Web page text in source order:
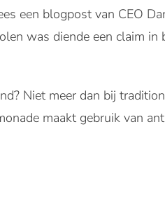
een blogpost van CEO
was diende een claim
Niet meer dan bij
maakt gebruik van